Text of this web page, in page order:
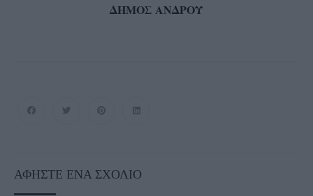
ΔΗΜΟΣ ΑΝΔΡΟΥ
ΑΦΉΣΤΕ ΈΝΑ ΣΧΌΛΙΟ